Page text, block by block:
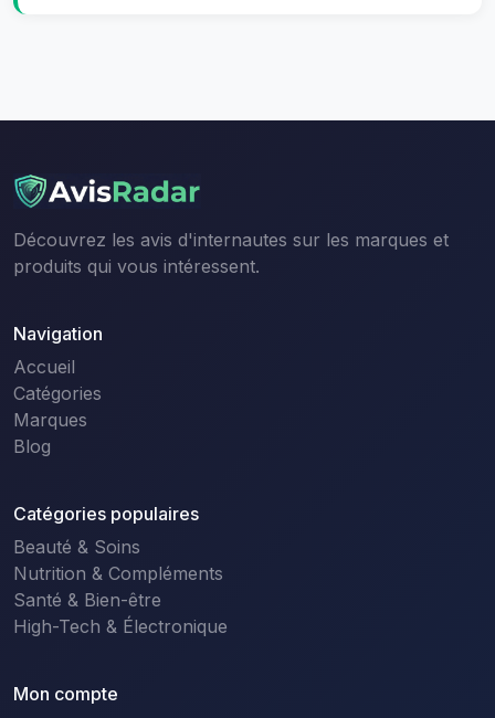
Découvrez les avis d'internautes sur les marques et
produits qui vous intéressent.
Navigation
Accueil
Catégories
Marques
Blog
Catégories populaires
Beauté & Soins
Nutrition & Compléments
Santé & Bien-être
High-Tech & Électronique
Mon compte